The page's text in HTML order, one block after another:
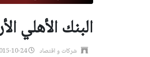
البنك الأهلي
شركات و اقتصاد 2015-10-24 01:51:54